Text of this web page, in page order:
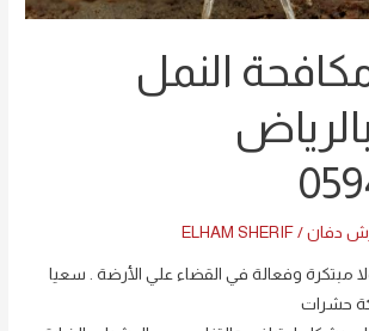
النمل
دفان /
ELHAM SHERIF
مبتكرة وفعالة في القضاء علي الأرضة . سعيا
حشرات